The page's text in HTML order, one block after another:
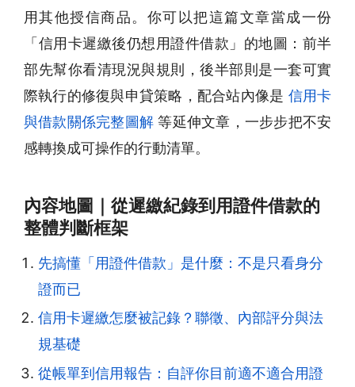
用其他授信商品。你可以把這篇文章當成一份
「信用卡遲繳後仍想用證件借款」的地圖：前半
部先幫你看清現況與規則，後半部則是一套可實
際執行的修復與申貸策略，配合站內像是 信用卡
與借款關係完整圖解 等延伸文章，一步步把不安
感轉換成可操作的行動清單。
內容地圖｜從遲繳紀錄到用證件借款的
整體判斷框架
先搞懂「用證件借款」是什麼：不是只看身分
證而已
信用卡遲繳怎麼被記錄？聯徵、內部評分與法
規基礎
從帳單到信用報告：自評你目前適不適合用證